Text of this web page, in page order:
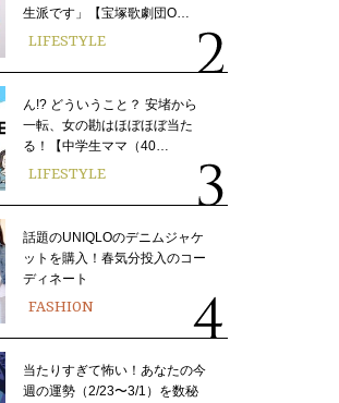
生派です」【宝塚歌劇団O…
LIFESTYLE
ん!? どういうこと？ 安堵から
一転、女の勘はほぼほぼ当た
る！【中学生ママ（40…
LIFESTYLE
話題のUNIQLOのデニムジャケ
ットを購入！春気分投入のコー
ディネート
FASHION
当たりすぎて怖い！あなたの今
週の運勢（2/23〜3/1）を数秘